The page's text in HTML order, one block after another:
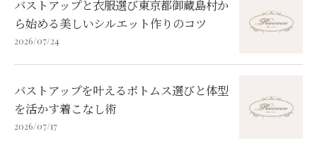
バストアップと衣服選び東京都御蔵島村か
ら始める美しいシルエット作りのコツ
2026/07/24
バストアップを叶えるボトムス選びと体型
を活かす着こなし術
2026/07/17